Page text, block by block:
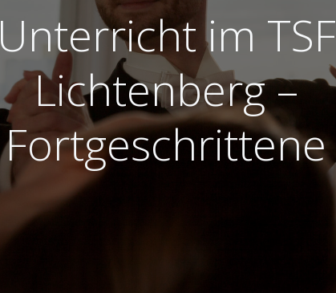
Unterricht im TSF
Lichtenberg –
Fortgeschrittene